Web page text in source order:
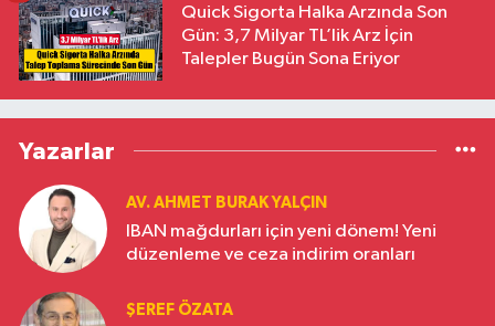
Quick Sigorta Halka Arzında Son
Gün: 3,7 Milyar TL’lik Arz İçin
Talepler Bugün Sona Eriyor
Yazarlar
AV. AHMET BURAK YALÇIN
IBAN mağdurları için yeni dönem! Yeni
düzenleme ve ceza indirim oranları
ŞEREF ÖZATA